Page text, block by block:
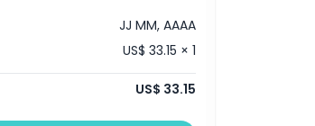
JJ MM, AAAA
US$ 33.15 × 1
US$ 33.15